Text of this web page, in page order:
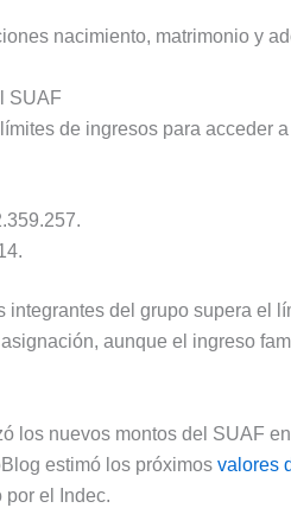
nacimiento, matrimonio y
SUAF
de ingresos para acceder
integrantes del grupo supera el
aunque el ingreso
los nuevos montos del SUAF
estimó los próximos valores
por el Indec.